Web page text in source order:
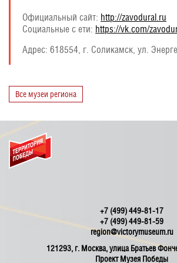
Официальный сайт: http://zavodural.ru
Социальные с ети: https://vk.com/
Адрес: 618554, г. Соликамск, ул.
Все музеи региона
+7 (499) 449-81-17
+7 (499) 449-81-59
region@victorymuseum.ru
121293, г. Москва, улица Братьев
Проект Музея Победы